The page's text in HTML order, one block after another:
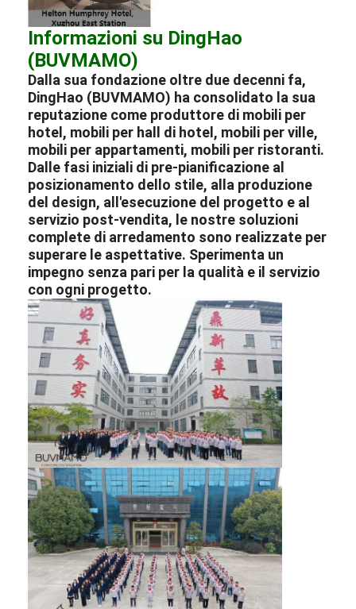
Informazioni su DingHao
(BUVMAMO)
Dalla sua fondazione oltre due decenni fa,
DingHao (BUVMAMO) ha consolidato la sua
reputazione come produttore di mobili per
hotel , mobili per hall di hotel , mobili per ville,
mobili per appartamenti, mobili per ristoranti.
Dalle fasi iniziali di pre-pianificazione al
posizionamento dello stile, alla produzione
del design, all'esecuzione del progetto e al
servizio post-vendita, le nostre soluzioni
complete di arredamento sono realizzate per
superare le aspettative. Sperimenta un
impegno senza pari per la qualità e il servizio
con ogni progetto.